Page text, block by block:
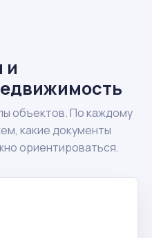
и
объектов. По каждому
какие документы
ориентироваться.